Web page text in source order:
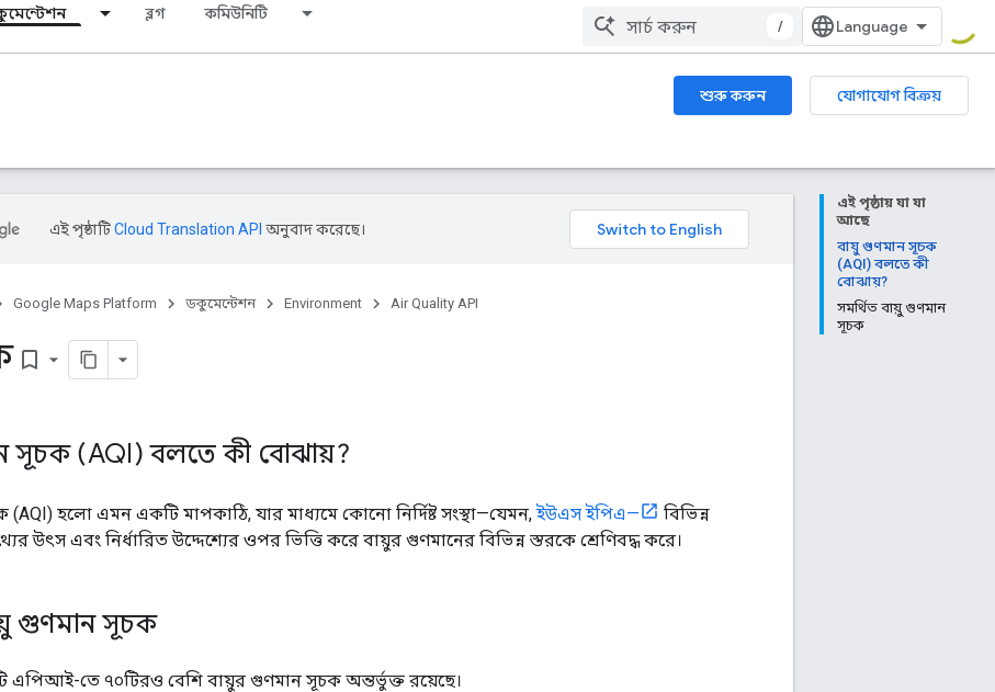
ব্লগ কমিউনিটি
/
শুরু করুন
যোগাযোগ বিক্রয়
এই পৃষ্ঠায় যা যা
আছে
বায়ু গুণমান সূচক
(AQI) বলতে কী
বোঝায়?
সমর্থিত বায়ু গুণমান
সূচক
এই পৃষ্ঠাটিCloud Translation API অনুবাদ করেছে।
Google Maps Platform ডকুমেন্টেশন Environment Air Quality API
bookmark_border
সূচক (AQI) বলতে কী বোঝায়?
হলো এমন একটি মাপকাঠি, যার মাধ্যমে কোনো নির্দিষ্ট সংস্থা—যেমন,ইউএস ইপিএ—
বিভিন্ন
উৎস এবং নির্ধারিত উদ্দেশ্যের ওপর ভিত্তি করে বায়ুর গুণমানের বিভিন্ন স্তরকে শ্রেণিবদ্ধ করে।
গুণমান সূচক
এপিআই-তে ৭০টিরও বেশি বায়ুর গুণমান সূচক অন্তর্ভুক্ত রয়েছে।